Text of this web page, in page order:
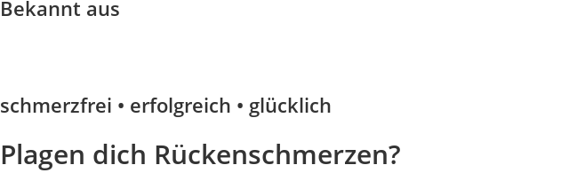
Bekannt aus
schmerzfrei • erfolgreich • glücklich
Plagen dich Rückenschmerzen?